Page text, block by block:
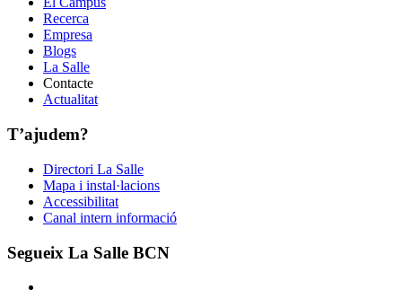
Recerca
Empresa
Blogs
La Salle
Contacte
Actualitat
T’ajudem?
Directori La Salle
Mapa i instal·lacions
Accessibilitat
Canal intern informació
Segueix La Salle BCN